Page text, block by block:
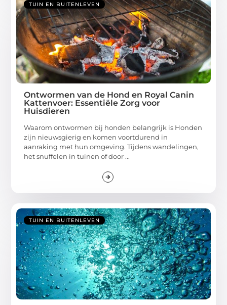
TUIN EN BUITENLEVEN
Ontwormen van de Hond en Royal Canin
Kattenvoer: Essentiële Zorg voor
Huisdieren
Waarom ontwormen bij honden belangrijk is Honden
zijn nieuwsgierig en komen voortdurend in
aanraking met hun omgeving. Tijdens wandelingen,
het snuffelen in tuinen of door ...
TUIN EN BUITENLEVEN